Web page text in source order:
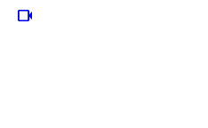
videocam